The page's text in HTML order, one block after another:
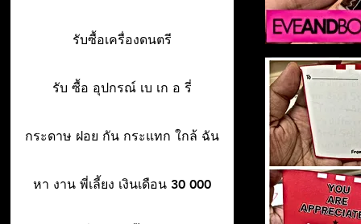
รับซื้อเครื่องดนตรี
รับ ซื้อ อุปกรณ์ เบ เก อ รี่
กระดาษ ฝอย กัน กระแทก ใกล้ ฉัน
หา งาน พี่เลี้ยง เงินเดือน 30 000